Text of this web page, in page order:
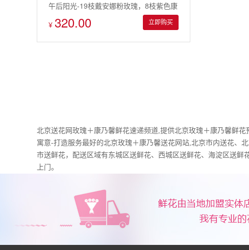
午后阳光-19枝戴安娜粉玫瑰，8枝紫色康
乃馨
¥ 320.00 立即购买
北京送花网玫瑰＋康乃馨鲜花速递频道,提供北京玫瑰＋康乃馨鲜
寓意-打造服务最好的北京玫瑰＋康乃馨送花网站,北京市内送花、
市送鲜花，配送区域有东城区送鲜花、西城区送鲜花、海淀区送
上门。